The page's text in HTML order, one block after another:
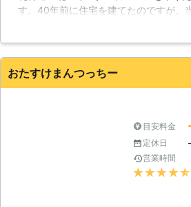
す。例えば
な料金表示
りも見積り
れます。い
が明確な業者に
おります。
だけたらと思います
採をするこ
庭木を処分
様自身も庭
す。40年前に住宅を建てたのですが、
たので見通しの良いところでした。塀
しました。業者に連絡すると、残す3本
のでお願いしました。
おたすけまんつっちー
目安料金
定休日 -
営業時間
★★★★★